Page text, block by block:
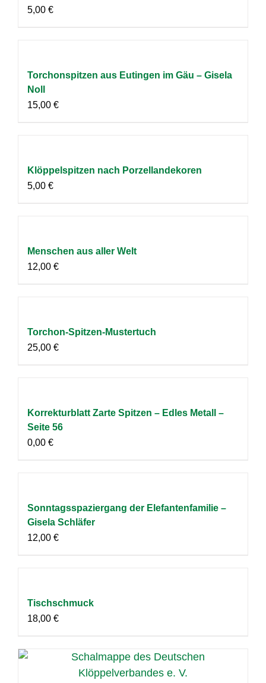
5,00 €
Torchonspitzen aus Eutingen im Gäu – Gisela
Noll
15,00 €
Klöppelspitzen nach Porzellandekoren
5,00 €
Menschen aus aller Welt
12,00 €
Torchon-Spitzen-Mustertuch
25,00 €
Korrekturblatt Zarte Spitzen – Edles Metall –
Seite 56
0,00 €
Sonntagsspaziergang der Elefantenfamilie –
Gisela Schläfer
12,00 €
Tischschmuck
18,00 €